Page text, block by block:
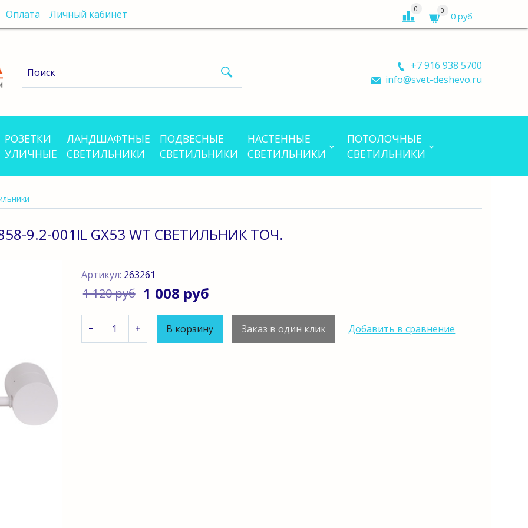
Оплата Личный кабинет 0 0
0 руб
+7 916 938 5700
info@svet-deshevo.ru
РОЗЕТКИ
УЛИЧНЫЕ
ЛАНДШАФТНЫЕ
СВЕТИЛЬНИКИ
ПОДВЕСНЫЕ
СВЕТИЛЬНИКИ
НАСТЕННЫЕ
СВЕТИЛЬНИКИ
ПОТОЛОЧНЫЕ
СВЕТИЛЬНИКИ
9.2-001IL GX53 WT СВЕТИЛЬНИК ТОЧ.
Артикул: 263261
1 120 руб 1 008 руб
В корзину Заказ в один клик Добавить в сравнение